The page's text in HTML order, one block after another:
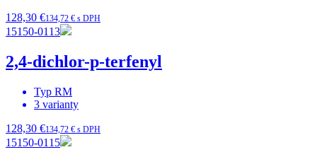
128,30 €134,72 € s DPH
15150-0113
2,4-dichlor-p-terfenyl
Typ RM
3 varianty
128,30 €134,72 € s DPH
15150-0115